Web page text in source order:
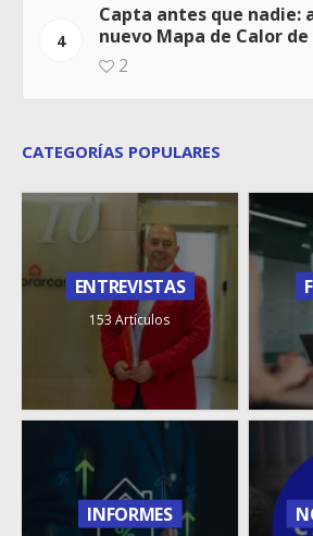
4
Capta antes que nadie:
nuevo Mapa de Calor
2
CATEGORÍAS POPULARES
ENTREVISTAS
153 Artículos
INFORMES